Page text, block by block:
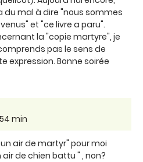
du mal à dire "nous sommes
et "ce livre a paru".
la "copie martyre", je
pas le sens de
expression. Bonne soirée
min
air de martyr" pour moi
de chien battu " , non?